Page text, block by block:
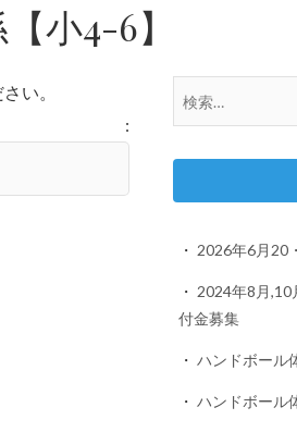
小4-6】
い。
:
2026年6月20
2024年8月,10
付金募集
ハンドボール
ハンドボール